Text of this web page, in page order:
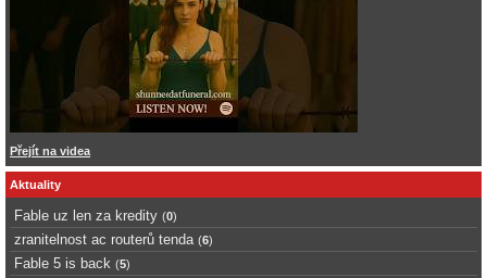
Přejít na videa
Aktuality
Fable uz len za kredity (0)
zranitelnost ac routerů tenda (6)
Fable 5 is back (5)